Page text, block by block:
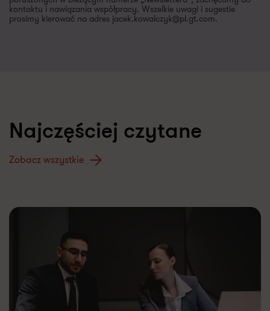
kontaktu i nawiązania współpracy. Wszelkie uwagi i sugestie
prosimy kierować na adres jacek.kowalczyk@pl.gt.com.
Najczęściej czytane
Zobacz wszystkie